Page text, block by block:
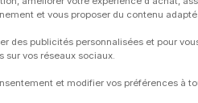
de la nymphe Daphné, qui
Les contours flous suggèrent
la nymphe. La médaille met en
Cette médaille en Or Jaune
et vous proposer du contenu adapté.
des publicités personnalisées et pour
sur vos réseaux sociaux.
et modifier vos préférences à